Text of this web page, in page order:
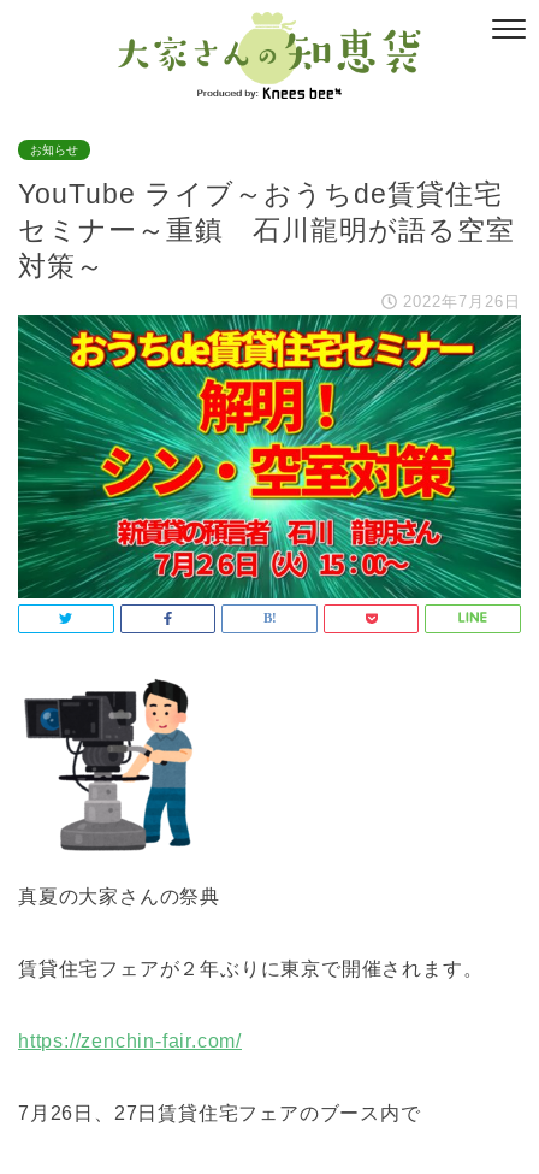
お知らせ
YouTube ライブ～おうちde賃貸住宅
セミナー～重鎮 石川龍明が語る空室
対策～
2022年7月26日
真夏の大家さんの祭典
賃貸住宅フェアが２年ぶりに東京で開催されます。
https://zenchin-fair.com/
7月26日、27日賃貸住宅フェアのブース内で